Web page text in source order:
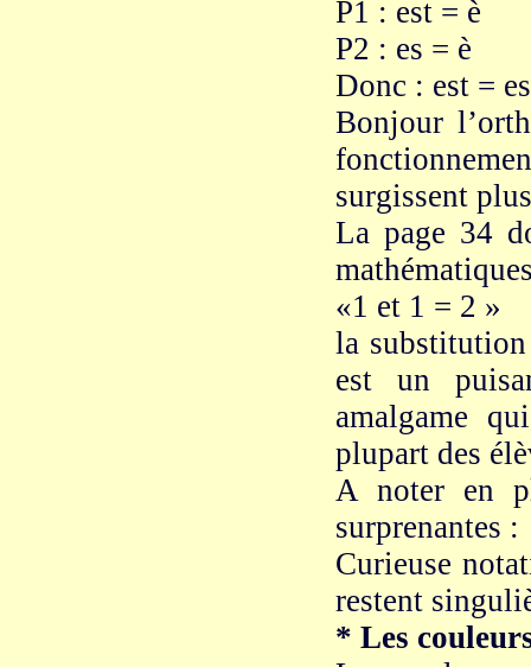
P1 : est = è
P2 : es = è
Donc : est =
Bonjour
surgissent
La page 34
«1 et 1 = 2 »
la
est un
amalgame
plupart des
A noter en
surprenantes
Curieuse
restent
* Les